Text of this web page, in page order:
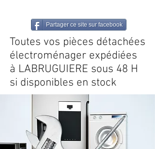
Partager ce site sur facebook
Toutes vos pièces détachées
électroménager expédiées
à LABRUGUIERE sous 48 H
si disponibles en stock